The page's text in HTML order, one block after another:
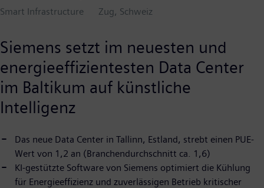
Smart Infrastructure
Zug, Schweiz
Siemens setzt im neuesten und
energieeffizientesten Data Center
im Baltikum auf künstliche
Intelligenz
Das neue Data Center in Tallinn, Estland, strebt einen PUE-
Wert von 1,2 an (Branchendurchschnitt ca. 1,6)
KI-gestützte Software von Siemens optimiert die Kühlung
für Energieeffizienz und zuverlässigen Betrieb kritischer